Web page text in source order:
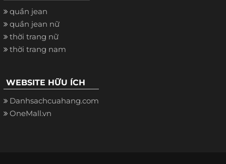
quần jean
quần jean nữ
thời trang nữ
thời trang nam
WEBSITE HỮU ÍCH
Danhsachcuahang.com
OneMall.vn